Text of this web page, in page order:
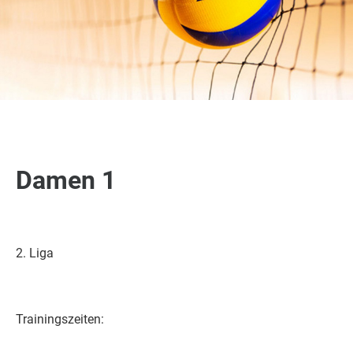
Damen 1
2. Liga
Trainingszeiten: